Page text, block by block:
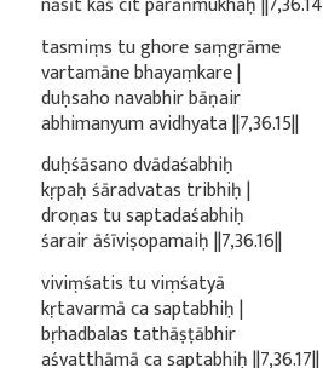
tasmiṃs tu ghore saṃgrāme
vartamāne bhayaṃkare |
duḥsaho navabhir bāṇair
abhimanyum avidhyata ||7,36.15||
duḥśāsano dvādaśabhiḥ
kṛpaḥ śāradvatas tribhiḥ |
droṇas tu saptadaśabhiḥ
śarair āśīviṣopamaiḥ ||7,36.16||
viviṃśatis tu viṃśatyā
kṛtavarmā ca saptabhiḥ |
bṛhadbalas tathāṣṭābhir
aśvatthāmā ca saptabhiḥ ||7,36.17||